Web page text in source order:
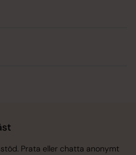
Prata eller chatta anonymt